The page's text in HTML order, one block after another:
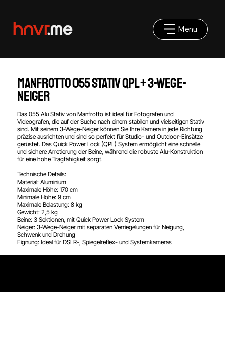
Menu
Manfrotto 055 Stativ QPL + 3-Wege-
Neiger
Das 055 Alu Stativ von Manfrotto ist ideal für Fotografen und
Videografen, die auf der Suche nach einem stabilen und vielseitigen Stativ
sind. Mit seinem 3-Wege-Neiger können Sie Ihre Kamera in jede Richtung
präzise ausrichten und sind so perfekt für Studio- und Outdoor-Einsätze
gerüstet. Das Quick Power Lock (QPL) System ermöglicht eine schnelle
und sichere Arretierung der Beine, während die robuste Alu-Konstruktion
für eine hohe Tragfähigkeit sorgt.
Technische Details:
Material: Aluminium
Maximale Höhe: 170 cm
Minimale Höhe: 9 cm
Maximale Belastung: 8 kg
Gewicht: 2,5 kg
Beine: 3 Sektionen, mit Quick Power Lock System
Neiger: 3-Wege-Neiger mit separaten Verriegelungen für Neigung,
Schwenk und Drehung
Eignung: Ideal für DSLR-, Spiegelreflex- und Systemkameras